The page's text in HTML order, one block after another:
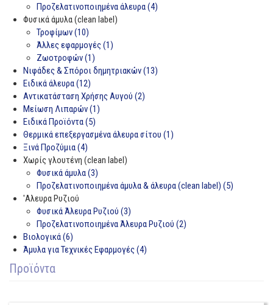
Προζελατινοποιημένα άλευρα (4)
Φυσικά άμυλα (clean label)
Τροφίμων (10)
Άλλες εφαρμογές (1)
Ζωοτροφών (1)
Νιφάδες & Σπόροι δημητριακών (13)
Ειδικά άλευρα (12)
Αντικατάσταση Χρήσης Αυγού (2)
Μείωση Λιπαρών (1)
Ειδικά Προϊόντα (5)
Θερμικά επεξεργασμένα άλευρα σίτου (1)
Ξινά Προζύμια (4)
Χωρίς γλουτένη (clean label)
Φυσικά άμυλα (3)
Προζελατινοποιημένα άμυλα & άλευρα (clean label) (5)
'Αλευρα Ρυζιού
Φυσικά Άλευρα Ρυζιού (3)
Προζελατινοποιημένα Άλευρα Ρυζιού (2)
Βιολογικά (6)
Άμυλα για Τεχνικές Εφαρμογές (4)
Προϊόντα